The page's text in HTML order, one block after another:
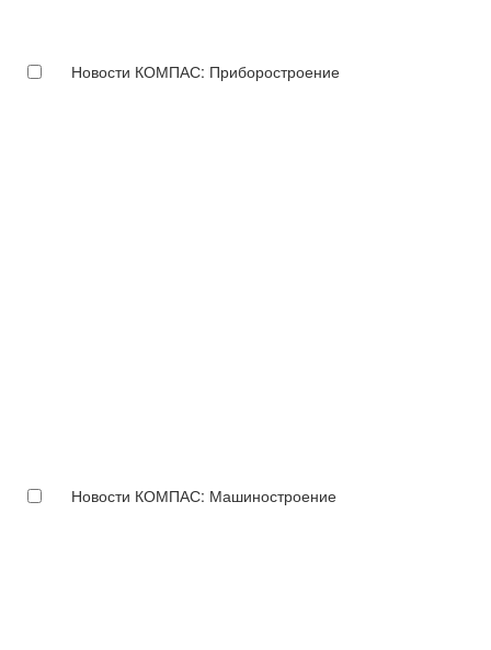
Новости КОМПАС: Приборостроение
Новости КОМПАС: Машиностроение